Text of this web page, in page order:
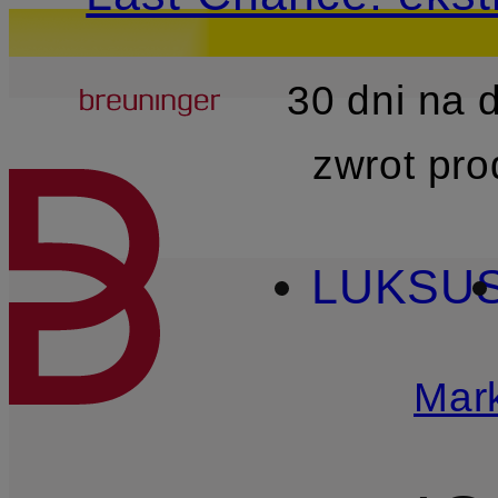
PRZEJDŹ DO GŁÓWNEJ
Breuninger
30 dni na
zwrot